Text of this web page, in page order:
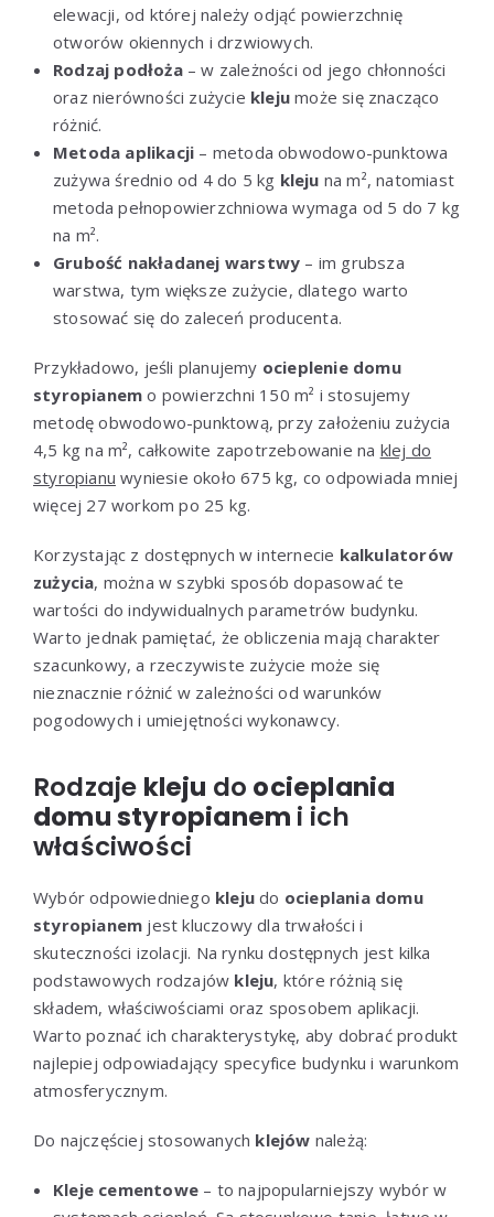
elewacji, od której należy odjąć powierzchnię
otworów okiennych i drzwiowych.
Rodzaj podłoża– w zależności od jego chłonności
oraz nierówności zużycie kleju może się znacząco
różnić.
Metoda aplikacji – metoda obwodowo-punktowa
zużywa średnio od 4 do 5 kg kleju na m², natomiast
metoda pełnopowierzchniowa wymaga od 5 do 7 kg
na m².
Grubość nakładanej warstwy – im grubsza
warstwa, tym większe zużycie, dlatego warto
stosować się do zaleceń producenta.
Przykładowo, jeśli planujemy ocieplenie domu
styropianem o powierzchni 150 m² i stosujemy
metodę obwodowo-punktową, przy założeniu zużycia
4,5 kg na m², całkowite zapotrzebowanie na klej do
styropianu wyniesie około 675 kg, co odpowiada mniej
więcej 27 workom po 25 kg.
Korzystając z dostępnych w internecie kalkulatorów
zużycia, można w szybki sposób dopasować te
wartości do indywidualnych parametrów budynku.
Warto jednak pamiętać, że obliczenia mają charakter
szacunkowy, a rzeczywiste zużycie może się
nieznacznie różnić w zależności od warunków
pogodowych i umiejętności wykonawcy.
Rodzaje kleju do ocieplania
domu styropianem i ich
właściwości
Wybór odpowiedniego kleju do ocieplania domu
styropianem jest kluczowy dla trwałości i
skuteczności izolacji. Na rynku dostępnych jest kilka
podstawowych rodzajów kleju, które różnią się
składem, właściwościami oraz sposobem aplikacji.
Warto poznać ich charakterystykę, aby dobrać produkt
najlepiej odpowiadający specyfice budynku i warunkom
atmosferycznym.
Do najczęściej stosowanych klejów należą:
Kleje cementowe – to najpopularniejszy wybór w